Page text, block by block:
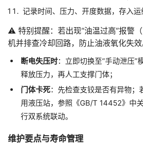
记录时间、压力、开度数据，存入运
⚠️ 特别提醒：若出现“油温过高”报警
机并排查冷却回路，防止油液氧化失效
断电失压时：立即切换至“手动泄压”
释放压力，再人工支撑门体；
门体卡死：先检查支铰是否有异物；
用液压站，参照《GB/T 14452》中
行双系统联动。
维护要点与寿命管理